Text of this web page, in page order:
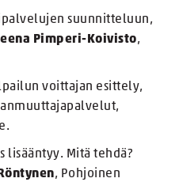
suunnitteluun,
Pimperi-Koivisto,
voittajan esittely,
lisääntyy. Mitä tehdä?
, Pohjoinen